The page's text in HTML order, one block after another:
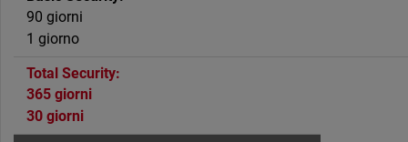
90 giorni
1 giorno
365 giorni
30 giorni